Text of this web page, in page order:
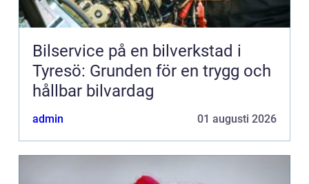
Bilservice på en bilverkstad i
Tyresö: Grunden för en trygg och
hållbar bilvardag
admin 01 augusti 2026